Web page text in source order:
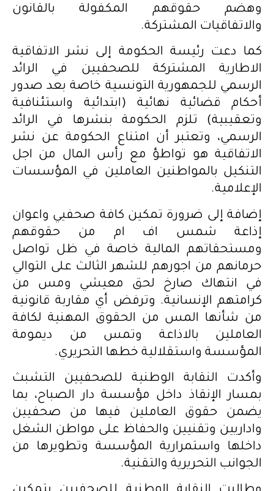
وهضم حقوقهم المكفولة بالقانون
والاتفاقيات المشتركة.
كما دعت رئيسة الحكومة إلى نشر الاتفاقية
الاطارية المشتركة للصحفيين في الرائد
الرسمي للجمهورية التونسية خاصة بعد صدور
أحكام قضائية نهائية (ابتدائية واستئنافية
وتعقيبية) تلزم الحكومة بنشرها في الرائد
الرسمي، وتعتبر أن امتناع الحكومة عن نشر
الاتفاقية هو تواطؤ مع رأس المال من اجل
التنكيل بالمواطنين العاملين في المؤسسات
الإعلامية.
إضافة إلى ضرورة تمكين كافة صحفيي واعوان
إذاعة شمس اف ام من حقوقهم
ومستحقاتهم المالية خاصة في ظل تواصل
حرمانهم من اجورهم للشهر الثالث على التوالي
في انتهاك صارخ لحق معيشي ومس من
كرامتهم الإنسانية. وترفض أي مقاربة قانونية
من شأنها المس من الحقوق المهنية لكافة
العاملين بالاذاعة وتمس من ديمومة
المؤسسة واستقلالية خطها التحريري.
وأكدت النقابة الوطنية للصحفيين التشبث
بمسار الإنقاذ داخل مؤسسة دار الصباح، بما
يضمن حقوق العاملين فيها من صحفيين
واداريين وتقنيين والحفاظ على مواطن الشغل
داخلها واستمرارية المؤسسة وتطويرها من
الجوانب التحريرية والتقنية.